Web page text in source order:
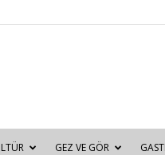
GEZ VE GÖR